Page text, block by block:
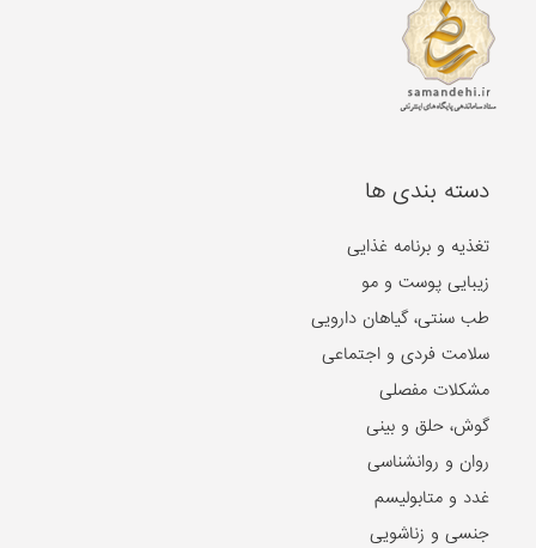
دسته بندی ها
تغذیه و برنامه غذایی
زیبایی پوست و مو
طب سنتی، گیاهان دارویی
سلامت فردی و اجتماعی
مشکلات مفصلی
گوش، حلق و بینی
روان و روانشناسی
غدد و متابولیسم
جنسی و زناشویی